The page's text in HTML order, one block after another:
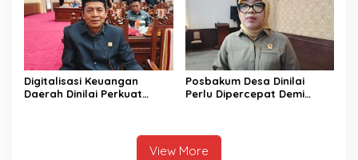
Digitalisasi Keuangan
Daerah Dinilai Perkuat
Posbakum Desa Dinilai
Perlu Dipercepat Demi
View More